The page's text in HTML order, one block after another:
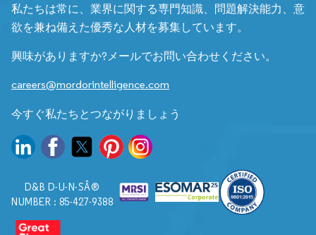
私たちは常に、業界に関する専門知識、問題解決能力、意
欲を兼ね備えた優秀な人材を募集しています。
興味がありますか?メールでお問い合わせください。
careers@mordorintelligence.com
今すぐ私たちとつながりましょう
D&B D-U-N-SÂ®
NUMBER : 85-427-9388